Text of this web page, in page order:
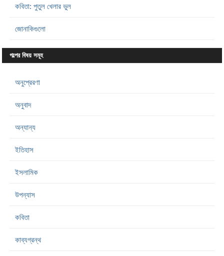
কবিতা: পুতুল খেলার ভুল
জোনাকিগুলো
গল্পের বিষয় সমূহ
অনুপ্রেরণা
অনুবাদ
অন্যান্য
ইতিহাস
ইসলামিক
উপন্যাস
কবিতা
কাব্যগ্রন্থ